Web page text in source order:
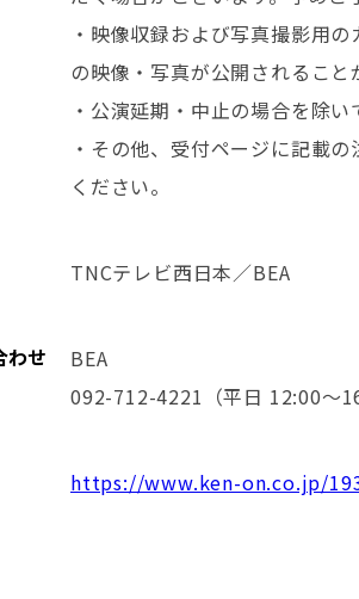
・映像収録および写真撮影用
の映像・写真が公開されること
・公演延期・中⽌の場合を除
・その他、受付ページに記載
ください。
TNCテレビ西日本／BEA
わせ
BEA
092-712-4221（平日 12:00〜
https://www.ken-on.co.jp/